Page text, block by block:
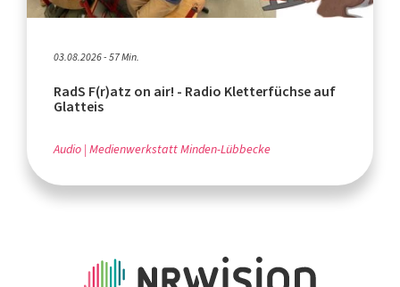
03.08.2026 - 57 Min.
RadS F(r)atz on air! - Radio Kletterfüchse auf
Glatteis
Audio Medienwerkstatt Minden-Lübbecke